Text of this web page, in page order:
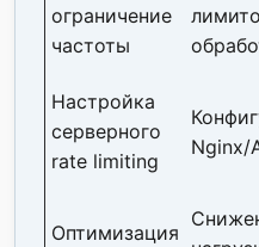
ограничение
частоты
Настройка
серверного
rate limiting
Nginx/
Оптимизация